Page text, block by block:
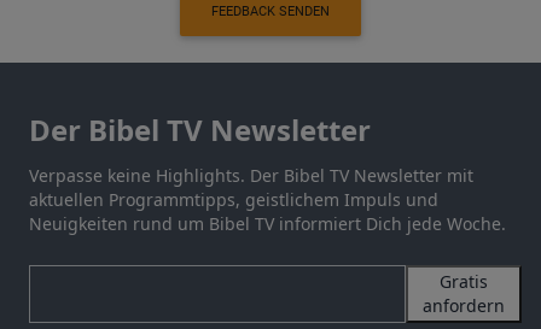
FEEDBACK SENDEN
Der Bibel TV Newsletter
Verpasse keine Highlights. Der Bibel TV Newsletter mit
aktuellen Programmtipps, geistlichem Impuls und
Neuigkeiten rund um Bibel TV informiert Dich jede Woche.
Gratis
anfordern